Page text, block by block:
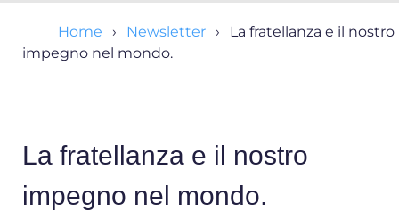
Home Newsletter
La fratellanza e il nostro
impegno nel mondo.
La fratellanza e il nostro
impegno nel mondo.